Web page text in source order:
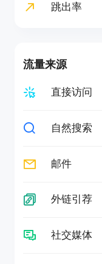
跳出率
流量来源
直接访问
自然搜索
邮件
外链引荐
社交媒体